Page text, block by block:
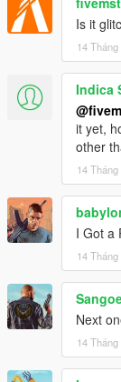
Is it
14
Indica
it yet,
other
14
I Got a
14
Next
14